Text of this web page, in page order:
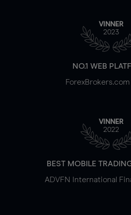
VINNER
2023
NO.1 WEB
ForexBrokers.com
VINNER
2022
BEST MOBILE
ADVFN International